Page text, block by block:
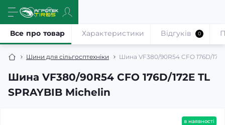
Шини для сільгосптехніки Шина VF380/90R54 CFO 176D/
Шина VF380/90R54 CFO 176D/172E TL
SPRAYBIB Michelin
Все про товар Характеристики Відгуків 0
в наявності